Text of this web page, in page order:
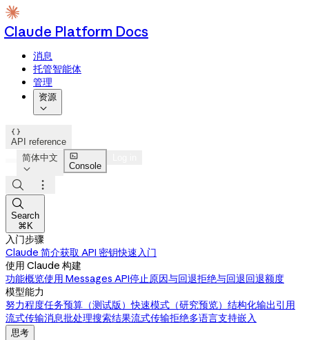
Claude Platform Docs
消息
托管智能体
管理
资源


API reference
简体中文


Console



Search
⌘K
入门步骤
Claude 简介获取 API 密钥快速入门
使用 Claude 构建
功能概览使用 Messages API停止原因与回退拒绝与回退回退额度
模型能力
努力程度任务预算（测试版）快速模式（研究预览） 结构化输出引用
流式传输消息批处理搜索结果流式传输拒绝多语言支持嵌入
思考